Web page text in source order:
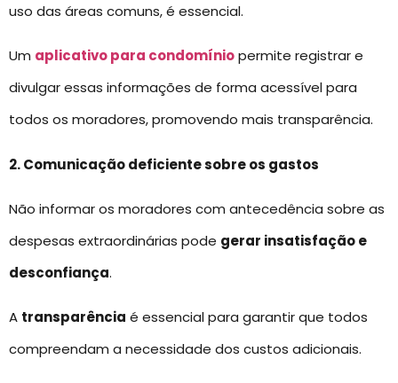
uso das áreas comuns, é essencial.
Um aplicativo para condomíniopermite registrar e
divulgar essas informações de forma acessível para
todos os moradores, promovendo mais transparência.
2. Comunicação deficiente sobre os gastos
Não informar os moradores com antecedência sobre as
despesas extraordinárias pode gerar insatisfação e
desconfiança.
A transparência é essencial para garantir que todos
compreendam a necessidade dos custos adicionais.